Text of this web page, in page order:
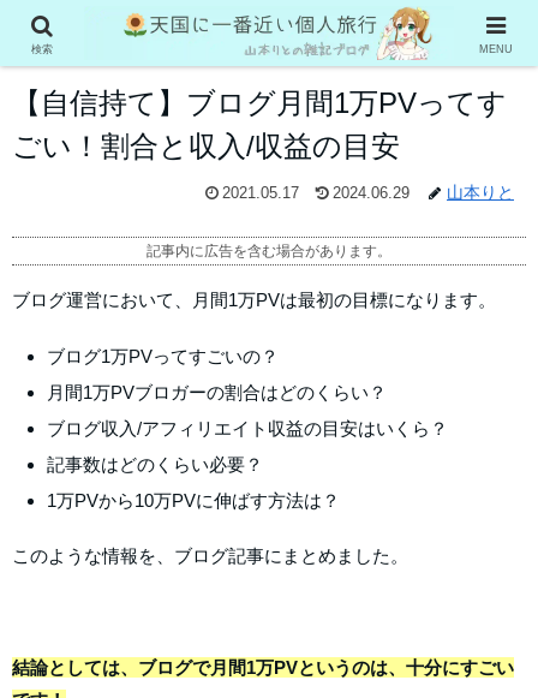
雑記ブログで稼ぐ
【自信持て】ブログ月間1万PVってす
ごい！割合と収入/収益の目安
2021.05.17 2024.06.29 山本りと
記事内に広告を含む場合があります。
ブログ運営において、月間1万PVは最初の目標になります。
ブログ1万PVってすごいの？
月間1万PVブロガーの割合はどのくらい？
ブログ収入/アフィリエイト収益の目安はいくら？
記事数はどのくらい必要？
1万PVから10万PVに伸ばす方法は？
このような情報を、ブログ記事にまとめました。
結論としては、ブログで月間1万PVというのは、十分にすごい
検索 MENU